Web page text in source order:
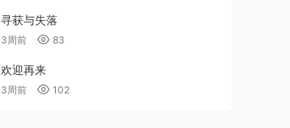
寻获与失落
3周前 83
欢迎再来
3周前 102